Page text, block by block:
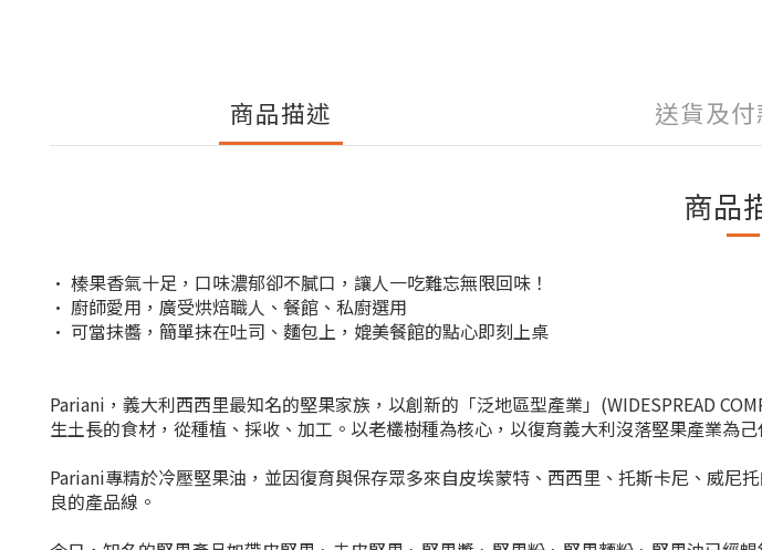
商品描述 送貨及
商品
• 榛果香氣十足，口味濃郁卻不膩口，讓人一吃難忘無限回味！
• 廚師愛用，廣受烘焙職人、餐館、私廚選用
• 可當抹醬，簡單抹在吐司、麵包上，媲美餐館的點心即刻上桌
Pariani，義大利西西里最知名的堅果家族，以創新的「泛地區型產業」(WIDESPREAD
生土長的食材，從種植、採收、加工。以老欉樹種為核心，以復育義大利沒落堅果產業為
Pariani專精於冷壓堅果油，並因復育與保存眾多來自皮埃蒙特、西西里、托斯卡尼、威
良的產品線。